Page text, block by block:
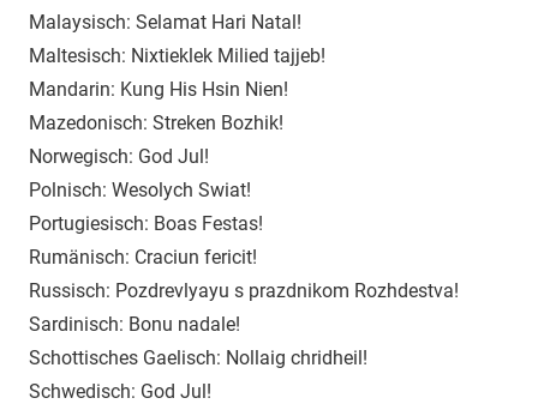
Malaysisch: Selamat Hari Natal!
Maltesisch: Nixtieklek Milied tajjeb!
Mandarin: Kung His Hsin Nien!
Mazedonisch: Streken Bozhik!
Norwegisch: God Jul!
Polnisch: Wesolych Swiat!
Portugiesisch: Boas Festas!
Rumänisch: Craciun fericit!
Russisch: Pozdrevlyayu s prazdnikom Rozhdestva!
Sardinisch: Bonu nadale!
Schottisches Gaelisch: Nollaig chridheil!
Schwedisch: God Jul!